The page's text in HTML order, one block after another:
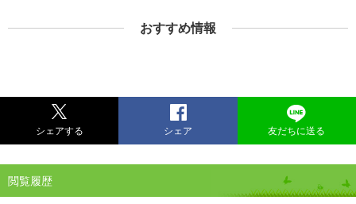
おすすめ情報
シェアする シェア 友だちに送る
閲覧履歴